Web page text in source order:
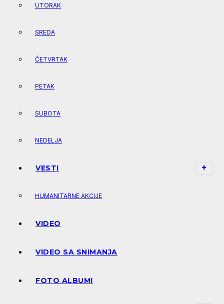
UTORAK
SREDA
ČETVRTAK
PETAK
SUBOTA
NEDELJA
VESTI
HUMANITARNE AKCIJE
VIDEO
VIDEO SA SNIMANJA
FOTO ALBUMI